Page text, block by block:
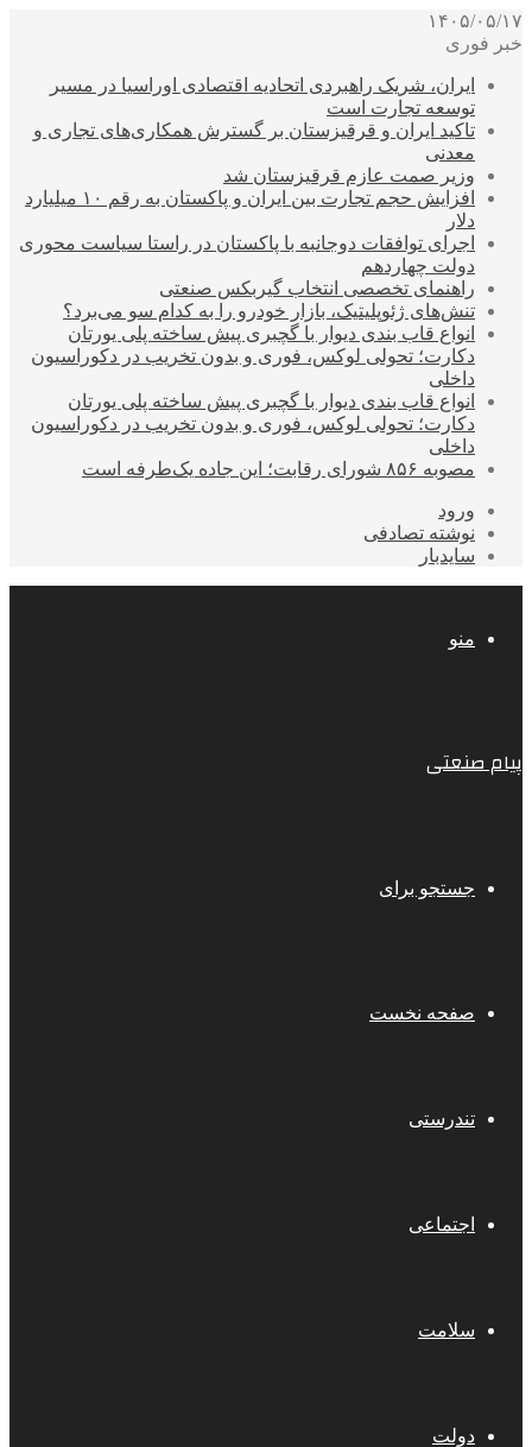
۱۴۰۵/۰۵/۱۷
خبر فوری
ایران، شریک راهبردی اتحادیه اقتصادی اوراسیا در مسیر
توسعه تجارت است
تاکید ایران و قرقیزستان بر گسترش همکاری‌های تجاری و
معدنی
وزیر صمت عازم قرقیزستان شد
افزایش حجم تجارت بین ایران و پاکستان به رقم ۱۰ میلیارد
دلار
اجرای توافقات دوجانبه با پاکستان در راستا سیاست محوری
دولت چهاردهم
راهنمای تخصصی انتخاب گیربکس صنعتی
تنش‌های ژئوپلیتیک، بازار خودرو را به کدام سو می‌برد؟
انواع قاب بندی دیوار با گچبری پیش ساخته پلی یورتان
دکارت؛ تحولی لوکس، فوری و بدون تخریب در دکوراسیون
داخلی
انواع قاب بندی دیوار با گچبری پیش ساخته پلی یورتان
دکارت؛ تحولی لوکس، فوری و بدون تخریب در دکوراسیون
داخلی
مصوبه ۸۵۶ شورای رقابت؛ این جاده یک‌طرفه است
ورود
نوشته تصادفی
سایدبار
منو
پیام صنعتی
جستجو برای
صفحه نخست
تندرستی
اجتماعی
سلامت
دولت